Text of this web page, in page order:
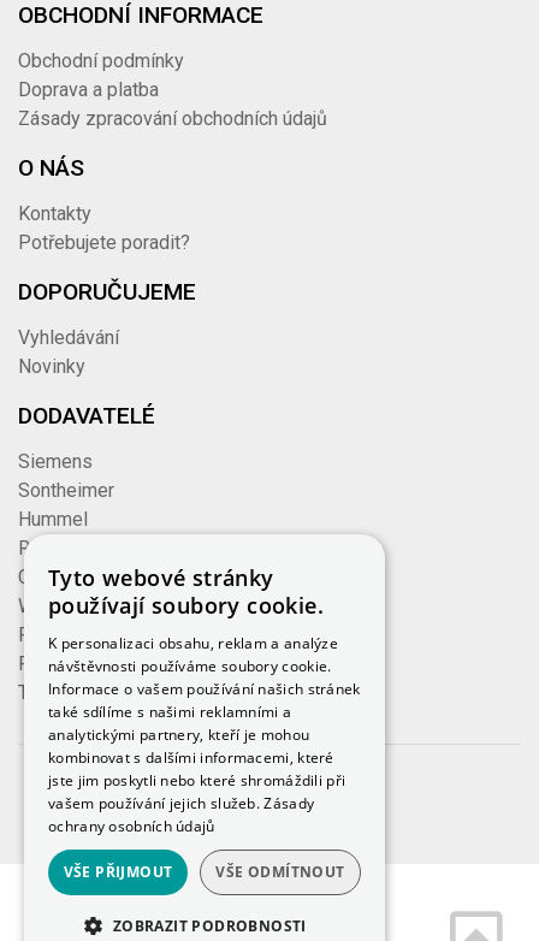
OBCHODNÍ INFORMACE
Obchodní podmínky
Doprava a platba
Zásady zpracování obchodních údajů
O NÁS
Kontakty
Potřebujete poradit?
DOPORUČUJEME
Vyhledávání
Novinky
DODAVATELÉ
Siemens
Sontheimer
Hummel
Rose
Cembre
Wieland
Formzeug
Finder
TE Connectivity
© 2023, iKeloc
Tyto webové stránky
používají soubory cookie.
K personalizaci obsahu, reklam a analýze
návštěvnosti používáme soubory cookie.
Informace o vašem používání našich stránek
také sdílíme s našimi reklamními a
analytickými partnery, kteří je mohou
kombinovat s dalšími informacemi, které
jste jim poskytli nebo které shromáždili při
vašem používání jejich služeb.Zásady
ochrany osobních údajů
VŠE PŘIJMOUT VŠE ODMÍTNOUT
ZOBRAZIT PODROBNOSTI